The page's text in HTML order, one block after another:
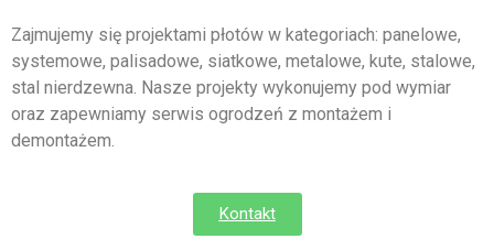
Zajmujemy się projektami płotów w kategoriach: panelowe,
systemowe, palisadowe, siatkowe, metalowe, kute, stalowe,
stal nierdzewna. Nasze projekty wykonujemy pod wymiar
oraz zapewniamy serwis ogrodzeń z montażem i
demontażem.
Kontakt